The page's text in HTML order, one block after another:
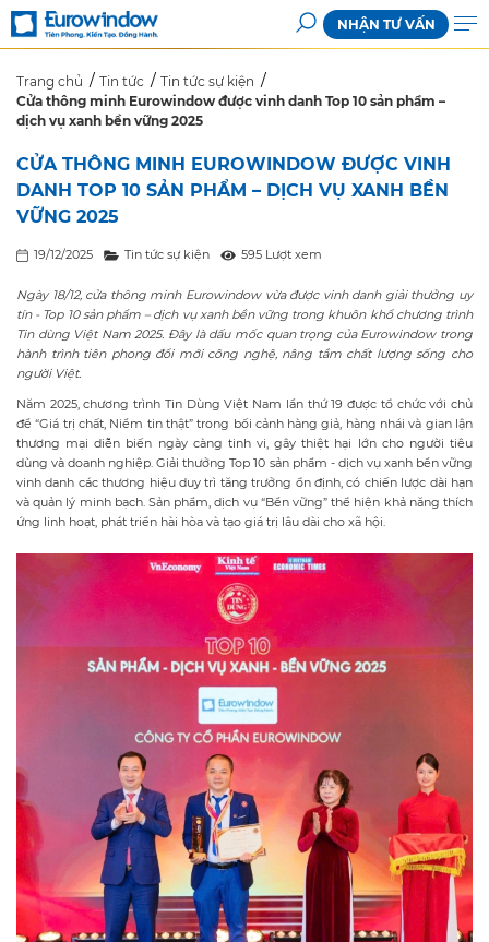
NHẬN TƯ VẤN
Trang chủ Tin tức
Tin tức sự kiện
Cửa thông minh Eurowindow được vinh danh Top 10 sản phẩm –
dịch vụ xanh bền vững 2025
CỬA THÔNG MINH EUROWINDOW ĐƯỢC VINH
DANH TOP 10 SẢN PHẨM – DỊCH VỤ XANH BỀN
VỮNG 2025
19/12/2025 Tin tức sự kiện 595 Lượt xem
Ngày 18/12, cửa thông minh Eurowindow vừa được vinh danh giải thưởng uy
tín - Top 10 sản phẩm – dịch vụ xanh bền vững trong khuôn khổ chương trình
Tin dùng Việt Nam 2025. Đây là dấu mốc quan trọng của Eurowindow trong
hành trình tiên phong đổi mới công nghệ, nâng tầm chất lượng sống cho
người Việt.
Năm 2025, chương trình Tin Dùng Việt Nam lần thứ 19 được tổ chức với chủ
đề “Giá trị chất, Niềm tin thật” trong bối cảnh hàng giả, hàng nhái và gian lận
thương mại diễn biến ngày càng tinh vi, gây thiệt hại lớn cho người tiêu
dùng và doanh nghiệp. Giải thưởng Top 10 sản phẩm - dịch vụ xanh bền vững
vinh danh các thương hiệu duy trì tăng trưởng ổn định, có chiến lược dài hạn
và quản lý minh bạch. Sản phẩm, dịch vụ “Bền vững” thể hiện khả năng thích
ứng linh hoạt, phát triển hài hòa và tạo giá trị lâu dài cho xã hội.